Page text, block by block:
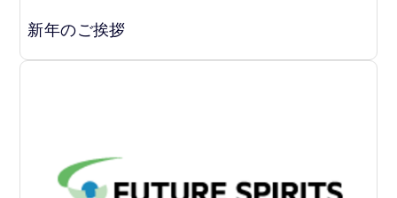
新年のご挨拶